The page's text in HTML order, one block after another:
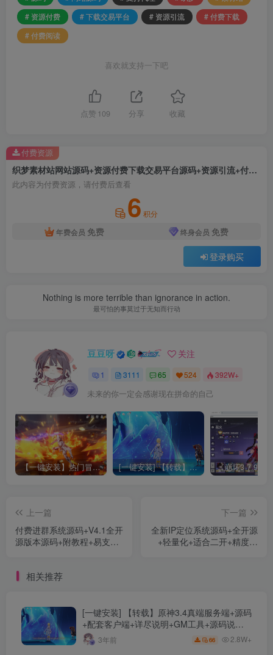
# 资源付费
# 下载交易平台 # 资源引流
# 付费下载
# 付费阅读
喜欢就支持一下吧
点赞 109 分享 收藏
织梦素材站网站源码+资源付费下载交易平台源码+资源引流+付费下载+付费阅读+支持代理
此内容为付费资源，请付费后查看
6 积分
年费会员 免费 终身会员 免费
登录购买
付费资源
Nothing is more terrible than ignorance in action.
最可怕的事莫过于无知而行动
豆豆呀 关注
1 3111 65 524 392W+
未来的你一定会感谢现在拼命的自己
【一键安装】热门冒险策略类游戏崩坏：星穹铁道全新2.3版本一键端+一键代理+一键启动+免虚拟机 [一键安装] 【转载】原神3.4真端服务端+源码+配套客户端+详尽说明+GM工具+源码说明文件
上一篇
付费进群系统源码+V4.1全开
源版本源码+附教程+易支付
下一篇
全新IP定位系统源码+全开源
+轻量化+适合二开+精度高
相关推荐
[一键安装] 【转载】原神3.4真端服务端+源码
+配套客户端+详尽说明+GM工具+源码说明
文件3年前 66 2.8W+